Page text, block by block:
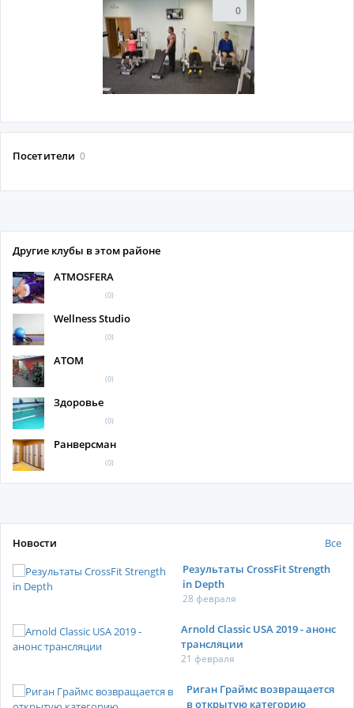
0
Посетители 0
Другие клубы в этом районе
ATMOSFERA
(0)
Wellness Studio
(0)
АТОМ
(0)
Здоровье
(0)
Ранверсман
(0)
Новости
Все
Результаты CrossFit Strength
in Depth
28 февраля
Arnold Classic USA 2019 - анонс
трансляции
21 февраля
Риган Граймс возвращается
в открытую категорию